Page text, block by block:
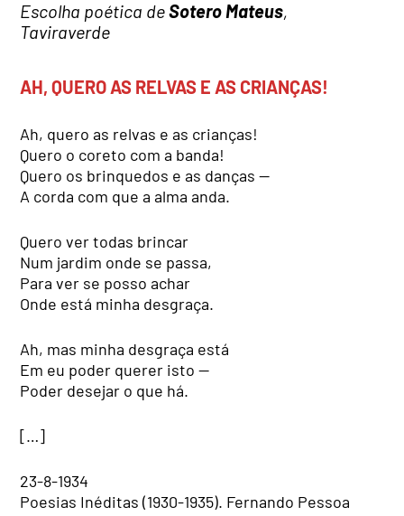
Escolha poética deSotero Mateus,
Taviraverde
AH, QUERO AS RELVAS E AS CRIANÇAS!
Ah, quero as relvas e as crianças!
Quero o coreto com a banda!
Quero os brinquedos e as danças —
A corda com que a alma anda.
Quero ver todas brincar
Num jardim onde se passa,
Para ver se posso achar
Onde está minha desgraça.
Ah, mas minha desgraça está
Em eu poder querer isto —
Poder desejar o que há.
[…]
23-8-1934
Poesias Inéditas (1930-1935). Fernando Pessoa